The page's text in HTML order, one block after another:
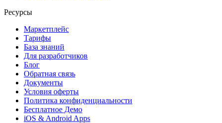
Ресурсы
Маркетплейс
Тарифы
База знаний
Для разработчиков
Блог
Обратная связь
Документы
Условия оферты
Политика конфиденциальности
Бесплатное Демо
iOS & Android Apps